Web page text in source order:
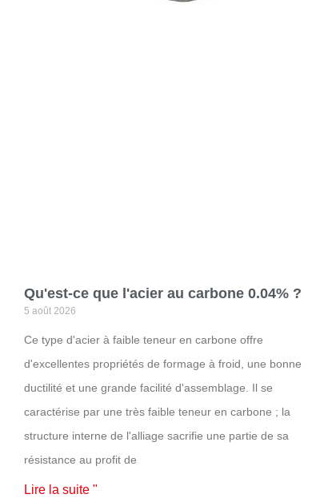
Qu'est-ce que l'acier au carbone 0.04% ?
5 août 2026
Ce type d'acier à faible teneur en carbone offre
d'excellentes propriétés de formage à froid, une bonne
ductilité et une grande facilité d'assemblage. Il se
caractérise par une très faible teneur en carbone ; la
structure interne de l'alliage sacrifie une partie de sa
résistance au profit de
Lire la suite "